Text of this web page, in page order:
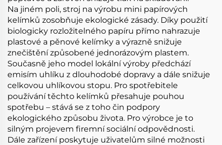
Na jiném poli, stroj na výrobu mini papírových
kelímků zosobňuje ekologické zásady. Díky použití
biologicky rozložitelného papíru přímo nahrazuje
plastové a pěnové kelímky a výrazně snižuje
znečištění způsobené jednorázovým plastem.
Současně jeho model lokální výroby předchází
emisím uhlíku z dlouhodobé dopravy a dále snižuje
celkovou uhlíkovou stopu. Pro spotřebitele
používání těchto kelímků přesahuje pouhou
spotřebu – stává se z toho čin podpory
ekologického způsobu života. Pro výrobce je to
silným projevem firemní sociální odpovědnosti.
Dále zařízení poskytuje uživatelům silné možnosti